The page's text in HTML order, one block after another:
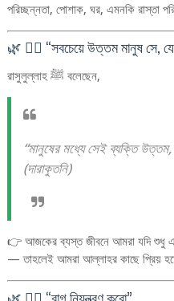
পরিচ্ছন্নতা, পোশাক, ঘর, এমনকি রাস্তা
🌿 ৩️⃣ “সবচেয়ে উত্তম মানুষ সে,
রাসুলুল্লাহ ﷺ বলেছেন,
“মানুষের মধ্যে সেই ব্যক্তি
(দারাকুতনি)
👉 আজকের ব্যস্ত জীবনে আমরা যদি শুধু
— তাহলেই আমরা আল্লাহর কাছে প্রিয়
🌿 ৪️⃣ “রাগ নিয়ন্ত্রণ করো”